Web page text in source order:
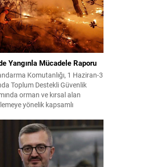
Yangınla Mücadele Raporu
Komutanlığı, 1 Haziran-3
Toplum Destekli Güvenlik
orman ve kırsal alan
yönelik kapsamlı
tim ve 742 personel, sahada
bilinçlendirdi ve denetim
Faaliyetler esnasında
ve balya...